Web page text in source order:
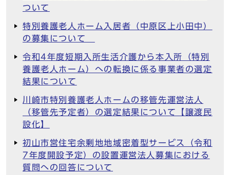
ついて
特別養護老人ホーム入居者（中原区上小田中）
の募集について
令和4年度短期入所生活介護から本入所（特別
養護老人ホーム）への転換に係る事業者の選定
結果について
川崎市特別養護老人ホームの移管先運営法人
（移管先予定者）の選定結果について【譲渡民
設化】
初山市営住宅余剰地地域密着型サービス（令和
7年度開設予定）の設置運営法人募集における
質問への回答について